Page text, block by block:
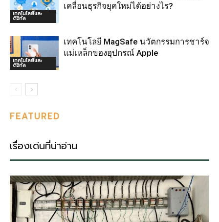
เทคโนโลยีและ
ดิจิทัล
เคลื่อนธุรกิจยุคใหม่ได้อย่างไร?
เทคโนโลยีและ
ดิจิทัล
เทคโนโลยี MagSafe นวัตกรรมการชาร์จ
แม่เหล็กของอุปกรณ์ Apple
FEATURED
เรื่องเด่นที่น่าอ่าน